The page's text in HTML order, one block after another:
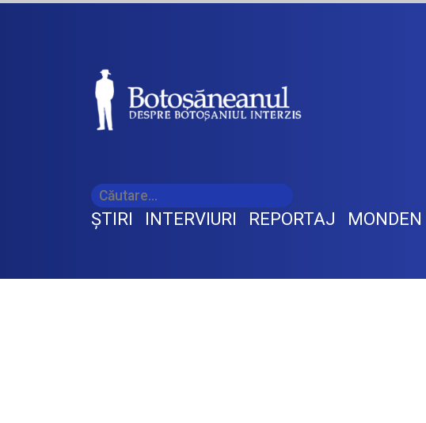
ŞTIRI INTERVIURI REPORTAJ MONDEN